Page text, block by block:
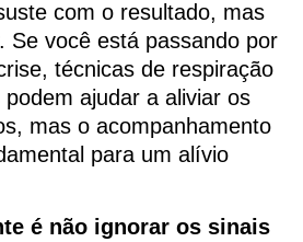
com o resultado, mas
Se você está passando por
técnicas de respiração
ajudar a aliviar os
mas o acompanhamento
para um alívio
é não ignorar os sinais